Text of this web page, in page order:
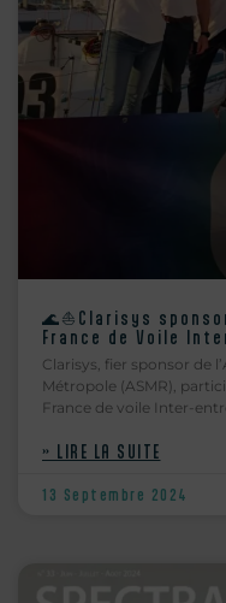
🌊⛵Clarisys
France de Voile
Clarisys, fier sponsor de
Métropole (ASMR),
France de voile Inter-
» LIRE LA SUITE
13 Septembre 2024